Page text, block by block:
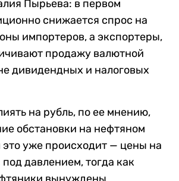
Пырьева: в первом
снижается спрос на
импортеров, а экспортеры,
продажу валютной
дивидендных и налоговых
на рубль, по ее мнению,
обстановки на нефтяном
уже происходит — цены на
давлением, тогда как